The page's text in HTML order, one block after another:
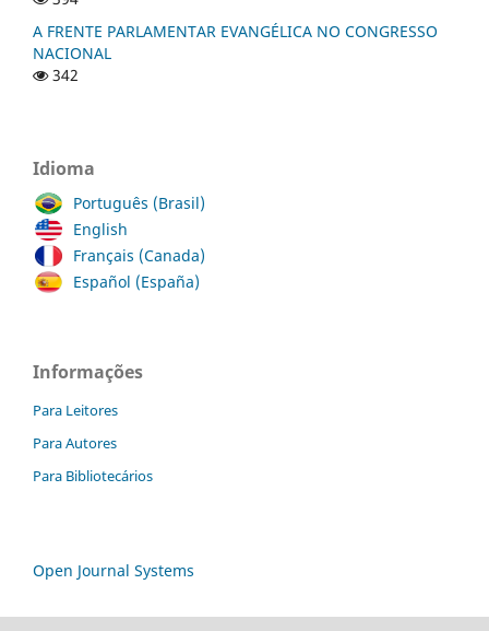
A FRENTE PARLAMENTAR EVANGÉLICA NO CONGRESSO
NACIONAL
342
Idioma
Português (Brasil)
English
Français (Canada)
Español (España)
Informações
Para Leitores
Para Autores
Para Bibliotecários
Open Journal Systems